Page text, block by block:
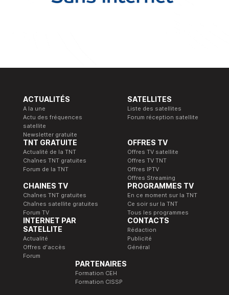
ACTUALITÉS
A la une
Actu des fréquences
satellite
Newsletter gratuite
SATELLITES
Liste des satellites
Forum réception satellite
TNT GRATUITE
Actualité de la TNT
Chaînes TNT gratuites
Forum de la TNT
OFFRES TV
Offres TV satellite
Offres TV TNT
Offres IPTV
Offres Streaming
CHAINES TV
Chaînes TNT gratuites
Chaînes satellite gratuites
Forum TV
PROGRAMMES TV
En ce moment sur la TNT
Ce soir sur la TNT
Tous les programmes
INTERNET PAR
SATELLITE
Actualité
Offres d'accès
Forum
CONTACTS
Rédaction
Publicité
Général
PARTENAIRES
Formation CEH
Formation CISSP